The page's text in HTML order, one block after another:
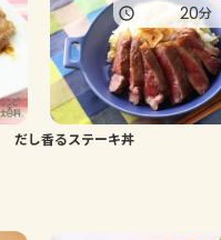
だし香るステーキ丼
20分